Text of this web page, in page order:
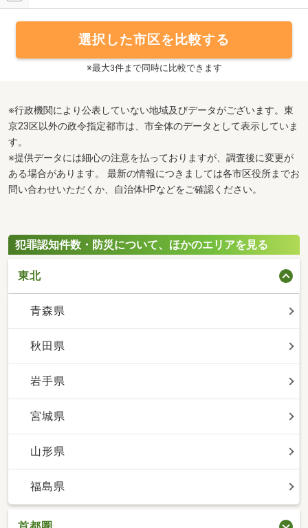
選択した市区を比較する
※最大3件まで同時に比較できます
※行政機関により公表していない地域及びデータがございます。東
京23区以外の政令指定都市は、市全体のデータとして表示していま
す。
※提供データには細心の注意を払っておりますが、調査後に変更が
ある場合があります。 最新の情報につきましては各市区役所までお
問い合わせいただくか、自治体HPなどをご確認ください。
犯罪認知件数・防災について、ほかのエリアを見る
東北
青森県
秋田県
岩手県
宮城県
山形県
福島県